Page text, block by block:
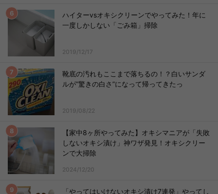
ハイターvsオキシクリーンでやってみた！年に
一度しかしない「ごみ箱」掃除
2019/12/17
靴底の汚れもここまで落ちるの！？白いサンダ
ルが”驚きの白さ”になって帰ってきたっ
2019/08/22
【家中8ヶ所やってみた】オキシマニアが「失敗
しないオキシ漬け」神ワザ発見！オキシクリー
ンで大掃除
2024/12/20
「やってはいけないオキシ漬け7連発」やってし